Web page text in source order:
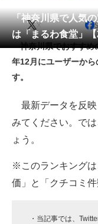
会員記事
メディア
注目記事を集めた総
スマホと通信の最新
進化するPCとデバイ
好きが集まる 比べ
AI活用のいまが分か
「神奈川県で人気
は「まるわ食堂」
X
神奈川県でおすすめ
年12月にユーザーか
す。
最新データを反映
みてください。で
ょう。
※このランキング
価」と「クチコミ
・当記事では、